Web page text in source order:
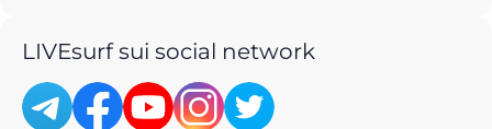
LIVEsurf sui social network